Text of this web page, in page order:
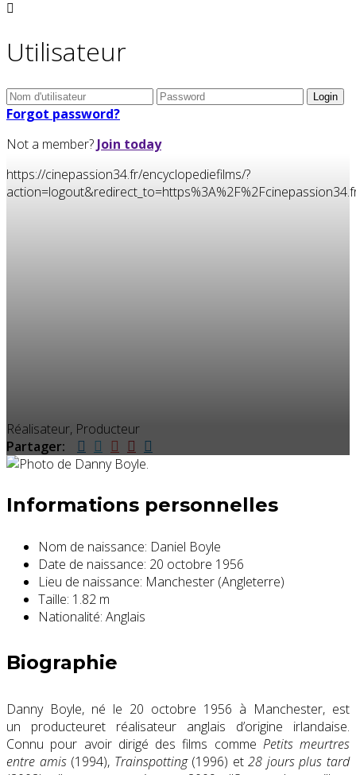
Utilisateur
Forgot password?
Not a member? Join today
https://cinepassion34.fr/encyclopediefilms/?
Réalisateur, Producteur
Partager:
Informations personnelles
Nom de naissance: Daniel Boyle
Date de naissance: 20 octobre 1956
Lieu de naissance: Manchester (Angleterre)
Taille: 1.82 m
Nationalité: Anglais
Biographie
Danny Boyle, né le 20 octobre 1956 à Manchester, est
un producteuret réalisateur anglais d’origine irlandaise.
Connu pour avoir dirigé des films comme Petits meurtres
entre amis (1994), Trainspotting(1996) et28 jours plus tard